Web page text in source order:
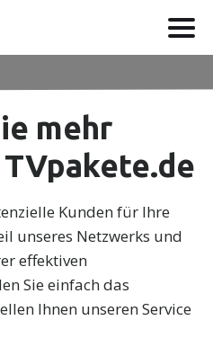
mehr
Kunden für Ihre
unseres Netzwerks und
effektiven
Sie einfach das
Ihnen unseren Service